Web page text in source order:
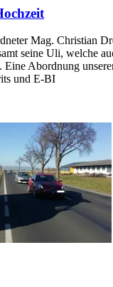
Mag. Christian
seine Uli, welche
Eine Abordnung
und E-BI